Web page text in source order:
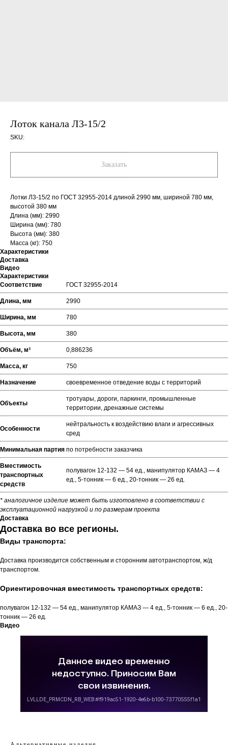
Лоток канала Л3-15/2
SKU:
Заказать
Лотки Л3-15/2 по ГОСТ 32955-2014 длиной 2990 мм, шириной 780 мм,
высотой 380 мм
Длина (мм): 2990
Ширина (мм): 780
Высота (мм): 380
Масса (кг): 750
Характеристики
Доставка
Видео
Характеристики
Соответствие
ГОСТ 32955-2014
Длина, мм 2990
Ширина, мм 780
Высота, мм 380
Объём, м³ 0,886236
Масса, кг 750
Назначение своевременное отведение воды с территорий
Объекты
тротуары, дороги, паркинги, промышленные
территории, дренажные системы
Особенности
нейтральность к воздействию влаги и агрессивных
сред
Минимальная партия по потребности заказчика
Вместимость
транспортных
средств
полувагон 12-132 — 54 ед., манипулятор КАМАЗ — 4
ед., 5-тонник — 6 ед., 20-тонник — 26 ед.
* аналогичное изделие может быть изготовлено в соответствии с
эксплуатационной нагрузкой и по размерам проекта
Доставка
Доставка во все регионы.
Виды транспорта:
Доставка производится собственным и сторонним автотранспортом, ж/д
транспортом.
Ориентировочная вместимость транспортных средств:
полувагон 12-132 — 54 ед., манипулятор КАМАЗ — 4 ед., 5-тонник — 6 ед., 20-
тонник — 26 ед.
Видео